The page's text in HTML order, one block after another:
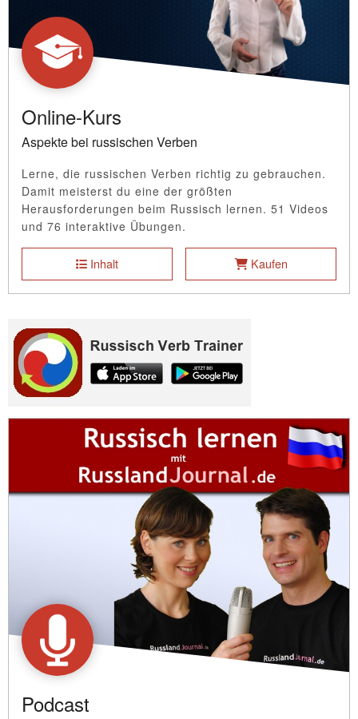
Online-Kurs
Aspekte bei russischen Verben
Lerne, die russischen Verben richtig zu gebrauchen.
Damit meisterst du eine der größten
Herausforderungen beim Russisch lernen. 51 Videos
und 76 interaktive Übungen.
Inhalt Kaufen
Podcast